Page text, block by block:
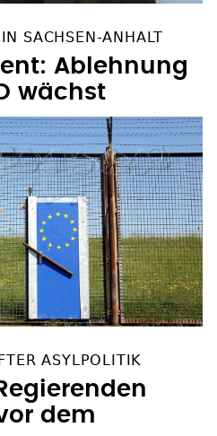
SACHSEN-ANHALT
Ablehnung
wächst
ASYLPOLITIK
dem